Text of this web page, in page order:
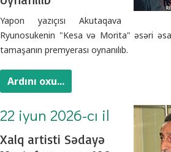
Yapon yazıçısı Akutaqava
Ryunosukenin "Kesa və Morita" əsəri
tamaşanın premyerası oynanılıb.
Ardını oxu...
22 iyun 2026-cı il
Xalq artisti Sədayə